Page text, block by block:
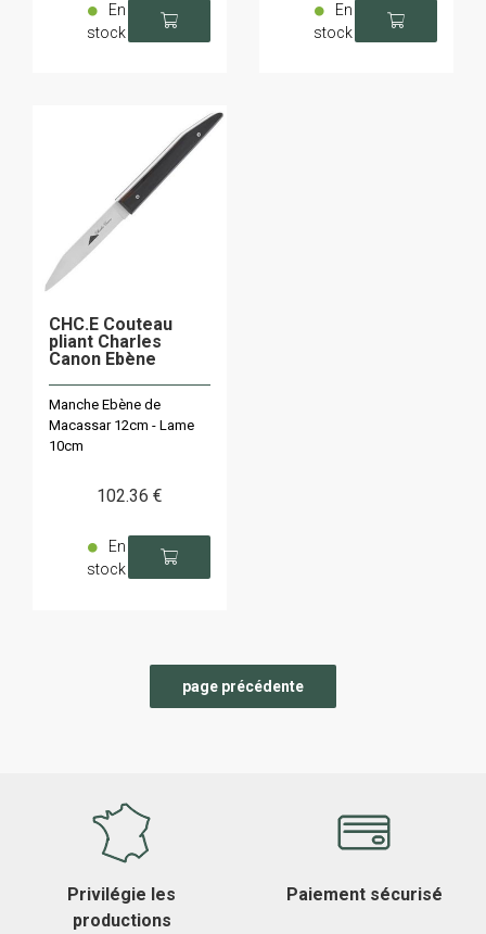
En
stock
En
stock
CHC.E Couteau
pliant Charles
Canon Ebène
Manche Ebène de
Macassar 12cm - Lame
10cm
102.36 €
En
stock
Privilégie les
productions
Paiement sécurisé